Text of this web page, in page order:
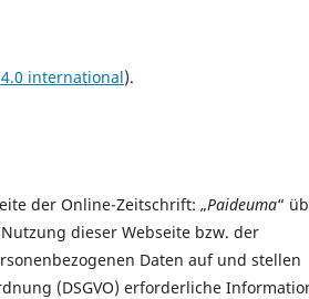
4.0 international).
der Online-Zeitschrift: „Paideuma“
dieser Webseite bzw. der
Daten auf und stellen
(DSGVO) erforderliche